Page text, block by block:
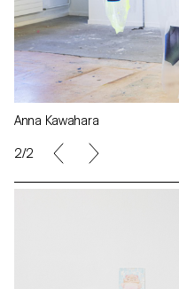
Anna Kawahara
2/2